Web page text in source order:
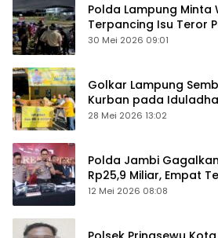
Polda Lampung Minta
Terpancing Isu Teror
Keamanan Ditingkatkan
30 Mei 2026 09:01
Golkar Lampung
Kurban pada
28 Mei 2026 13:02
Polda Jambi
Rp25,9 Miliar, Empat
12 Mei 2026 08:08